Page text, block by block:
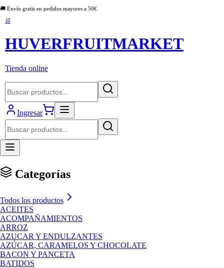
🚚 Envío gratis en pedidos mayores a 50€
🛒
HUVERFRUITMARKET
Tienda online
Ingresar
Categorías
Todos los productos
ACEITES
ACOMPAÑAMIENTOS
ARROZ
AZUCAR Y ENDULZANTES
AZÚCAR, CARAMELOS Y CHOCOLATE
BACON Y PANCETA
BATIDOS